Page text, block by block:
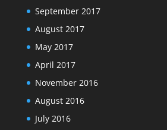
September 2017
August 2017
May 2017
April 2017
November 2016
August 2016
July 2016